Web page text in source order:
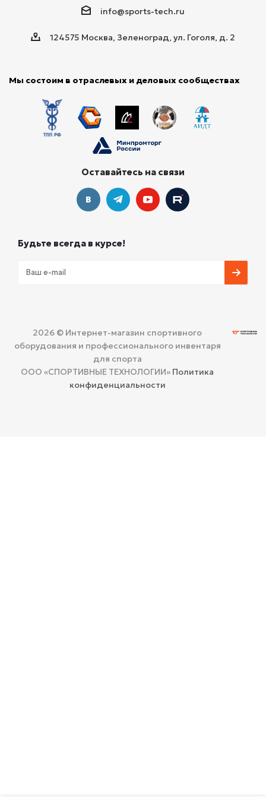
info@sports-tech.ru
124575 Москва, Зеленоград, ул. Гоголя, д. 2
Мы состоим в отраслевых и деловых сообществах
Оставайтесь на связи
Будьте всегда в курсе!
2026 © Интернет-магазин спортивного
оборудования и профессионального инвентаря
для спорта
ООО «СПОРТИВНЫЕ ТЕХНОЛОГИИ» Политика
конфиденциальности